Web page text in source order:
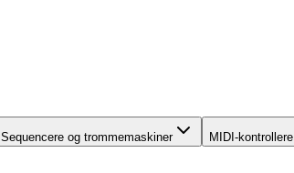
Sequencere og trommemaskiner MIDI-kontrollere